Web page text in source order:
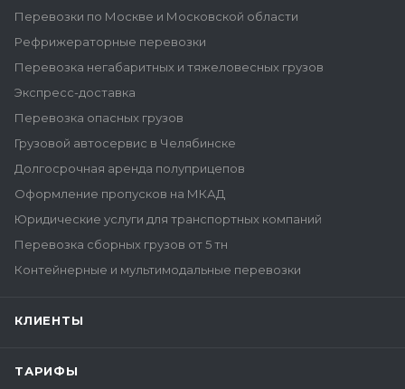
Перевозки по Москве и Московской области
Рефрижераторные перевозки
Перевозка негабаритных и тяжеловесных грузов
Экспресс-доставка
Перевозка опасных грузов
Грузовой автосервис в Челябинске
Долгосрочная аренда полуприцепов
Оформление пропусков на МКАД
Юридические услуги для транспортных компаний
Перевозка сборных грузов от 5 тн
Контейнерные и мультимодальные перевозки
КЛИЕНТЫ
ТАРИФЫ